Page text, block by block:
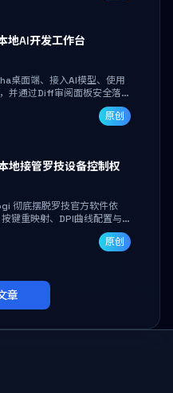
地AI开发工作台
桌面端、接入AI模型、使用
并通过Diff审阅面板安全落地
AI在沙箱环境中工作，你只
原创
地接管罗技设备控制权
彻底摆脱罗技官方软件依
键重映射、DPI曲线配置与
制，保护隐私并释放硬件性
原创
章